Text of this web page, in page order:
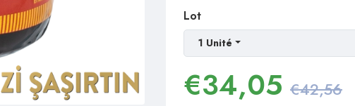
Lot
1 Unité
€34,05 €42,56